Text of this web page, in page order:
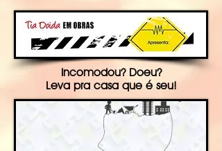
Incomodou? Doeu?
Leva pra casa que é seu!